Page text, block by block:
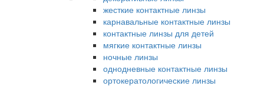
жесткие контактные линзы
карнавальные контактные линзы
контактные линзы для детей
мягкие контактные линзы
ночные линзы
однодневные контактные линзы
ортокератологические линзы